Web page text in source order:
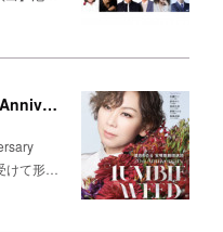
湖月わたる 宝塚歌劇団退団 20th Anniversary 『TUMBLEWEED』
けて形…